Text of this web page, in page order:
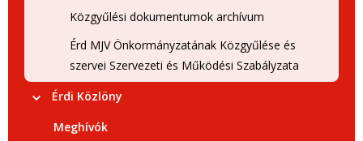
Közgyűlési dokumentumok archívum
Érd MJV Önkormányzatának Közgyűlése és
szervei Szervezeti és Működési Szabályzata
Érdi Közlöny
Meghívók